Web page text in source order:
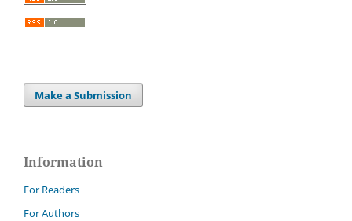
Make a Submission
Information
For Readers
For Authors